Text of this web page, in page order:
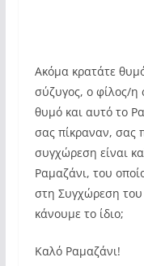
Ακόμα κρατάτε
σύζυγος, ο φίλος/η
θυμό και αυτό το
σας πίκραναν,
συγχώρεση είναι
Ραμαζάνι, του
στη Συγχώρεση του
κάνουμε το ίδιο;
Καλό Ραμαζάνι!